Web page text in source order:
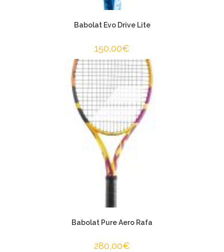
Babolat Evo Drive Lite
150,00€
Babolat Pure Aero Rafa
280,00€